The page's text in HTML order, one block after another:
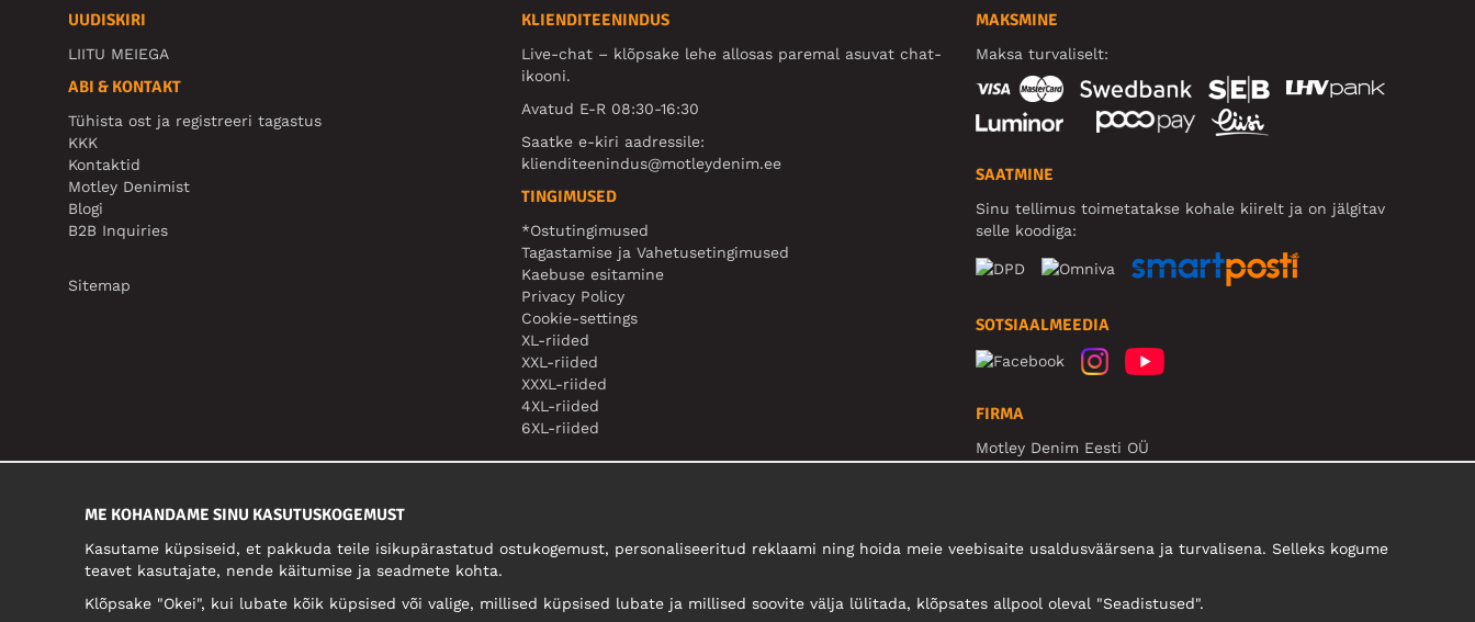
UUDISKIRI
LIITU MEIEGA
ABI & KONTAKT
Tühista ost ja registreeri tagastus
KKK
Kontaktid
Motley Denimist
Blogi
B2B Inquiries
Sitemap
KLIENDITEENINDUS
Live-chat – klõpsake lehe allosas paremal asuvat chat-
ikooni.
Avatud E-R 08:30-16:30
Saatke e-kiri aadressile:
klienditeenindus@motleydenim.ee
TINGIMUSED
*Ostutingimused
Tagastamise ja Vahetusetingimused
Kaebuse esitamine
Privacy Policy
Cookie-settings
XL-riided
XXL-riided
XXXL-riided
4XL-riided
6XL-riided
MAKSMINE
Maksa turvaliselt:
SAATMINE
Sinu tellimus toimetatakse kohale kiirelt ja on jälgitav
selle koodiga:
SOTSIAALMEEDIA
FIRMA
Motley Denim Eesti OÜ
Mäeküla tn 9, EE-13525 Tallinn
ME KOHANDAME SINU KASUTUSKOGEMUST
Kasutame küpsiseid, et pakkuda teile isikupärastatud ostukogemust, personaliseeritud reklaami ning hoida meie veebisaite usaldusväärsena ja turvalisena. Selleks kogume
teavet kasutajate, nende käitumise ja seadmete kohta.
Klõpsake "Okei", kui lubate kõik küpsised või valige, millised küpsised lubate ja millised soovite välja lülitada, klõpsates allpool oleval "Seadistused".